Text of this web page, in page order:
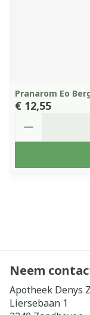
Pranarom Eo
€ 12,55
Neem
Apotheek Denys
Liersebaan 1